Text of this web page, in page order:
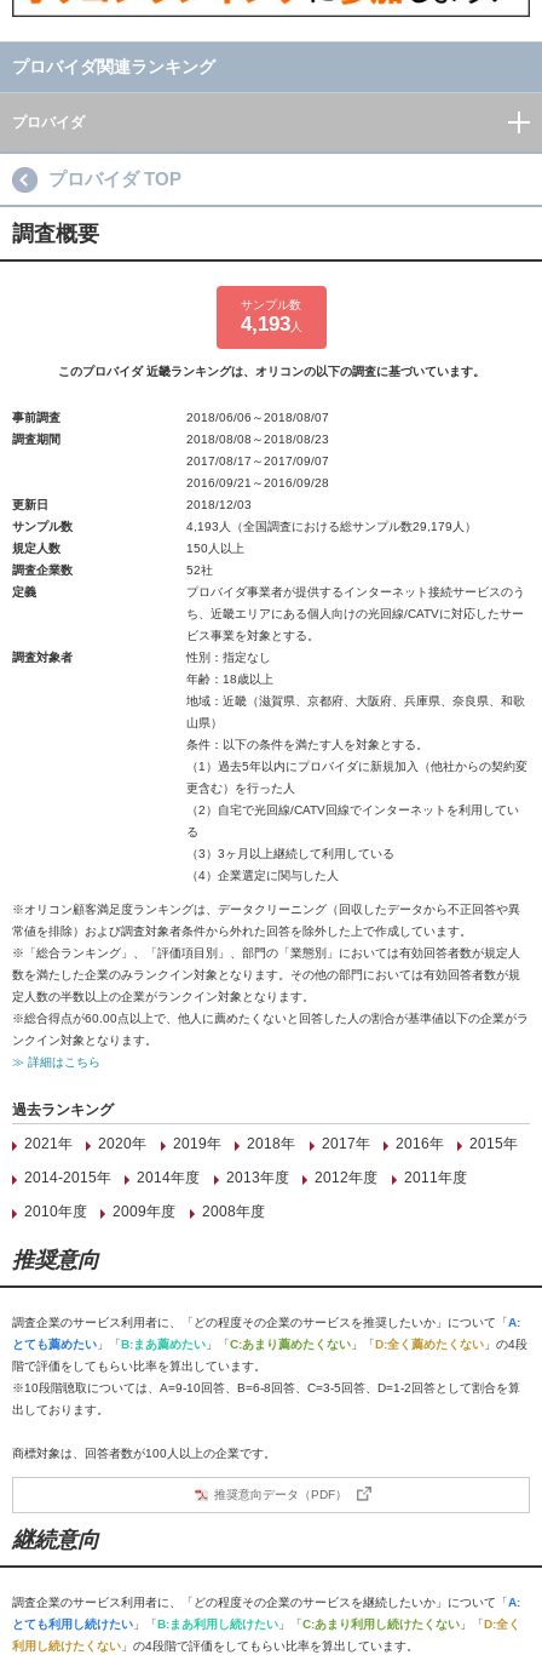
プロバイダ関連ランキング
プロバイダ
プロバイダ TOP
調査概要
サンプル数
4,193人
このプロバイダ 近畿ランキングは、オリコンの以下の調査に基づいています。
事前調査
2018/06/06～2018/08/07
調査期間
2018/08/08～2018/08/23
2017/08/17～2017/09/07
2016/09/21～2016/09/28
更新日
2018/12/03
サンプル数
4,193人（全国調査における総サンプル数29,179人）
規定人数
150人以上
調査企業数
52社
定義
プロバイダ事業者が提供するインターネット接続サービスのう
ち、近畿エリアにある個人向けの光回線/CATVに対応したサー
ビス事業を対象とする。
調査対象者
性別：指定なし
年齢：18歳以上
地域：近畿（滋賀県、京都府、大阪府、兵庫県、奈良県、和歌
山県）
条件：以下の条件を満たす人を対象とする。
（1）過去5年以内にプロバイダに新規加入（他社からの契約変
更含む）を行った人
（2）自宅で光回線/CATV回線でインターネットを利用してい
る
（3）3ヶ月以上継続して利用している
（4）企業選定に関与した人
※オリコン顧客満足度ランキングは、データクリーニング（回収したデータから不正回答や異
常値を排除）および調査対象者条件から外れた回答を除外した上で作成しています。
※「総合ランキング」、「評価項目別」、部門の「業態別」においては有効回答者数が規定人
数を満たした企業のみランクイン対象となります。その他の部門においては有効回答者数が規
定人数の半数以上の企業がランクイン対象となります。
※総合得点が60.00点以上で、他人に薦めたくないと回答した人の割合が基準値以下の企業がラ
ンクイン対象となります。
≫ 詳細はこちら
過去ランキング
2021年
2020年 2019年 2018年 2017年 2016年
2015年
2014-2015年
2014年度 2013年度 2012年度
2011年度
2010年度
2009年度 2008年度
推奨意向
調査企業のサービス利用者に、「どの程度その企業のサービスを推奨したいか」について「A:
とても薦めたい 」「B:まあ薦めたい 」「C:あまり薦めたくない 」「D:全く薦めたくない 」の4段
階で評価をしてもらい比率を算出しています。
※10段階聴取については、A=9-10回答、B=6-8回答、C=3-5回答、D=1-2回答として割合を算
出しております。
商標対象は、回答者数が100人以上の企業です。
推奨意向データ（PDF）
継続意向
調査企業のサービス利用者に、「どの程度その企業のサービスを継続したいか」について「A:
とても利用し続けたい 」「B:まあ利用し続けたい 」「C:あまり利用し続けたくない 」「D:全く
利用し続けたくない 」の4段階で評価をしてもらい比率を算出しています。